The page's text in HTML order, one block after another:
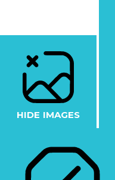
HIDE IMAGES